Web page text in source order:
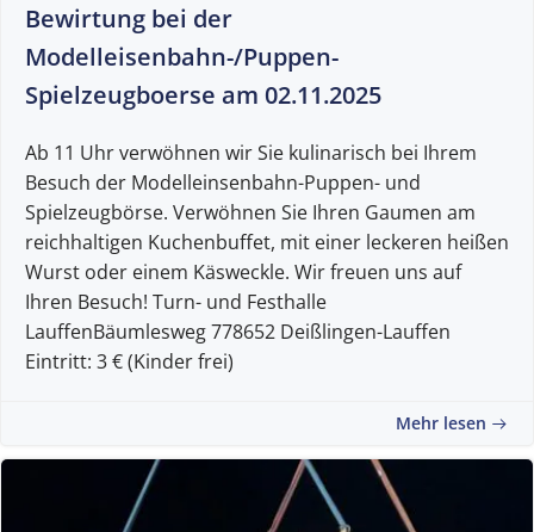
Bewirtung bei der
Modelleisenbahn-/Puppen-
Spielzeugboerse am 02.11.2025
Ab 11 Uhr verwöhnen wir Sie kulinarisch bei Ihrem
Besuch der Modelleinsenbahn-Puppen- und
Spielzeugbörse. Verwöhnen Sie Ihren Gaumen am
reichhaltigen Kuchenbuffet, mit einer leckeren heißen
Wurst oder einem Käsweckle. Wir freuen uns auf
Ihren Besuch! Turn- und Festhalle
LauffenBäumlesweg 778652 Deißlingen-Lauffen
Eintritt: 3 € (Kinder frei)
Mehr lesen